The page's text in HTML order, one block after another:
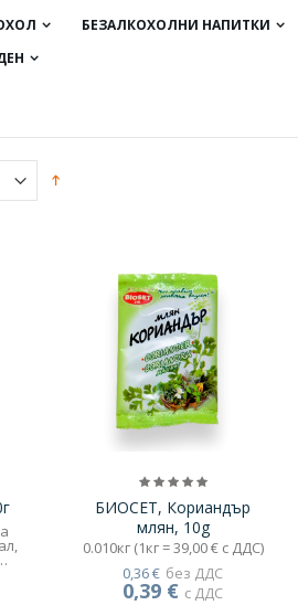
БЕЗАЛКОХОЛНИ НАПИТКИ
БИОСЕТ, Кориандър
млян, 10g
0.010кг (1кг = 39,00 € с ДДС)
без ДДС
0,36 €
с ДДС
0,39 €